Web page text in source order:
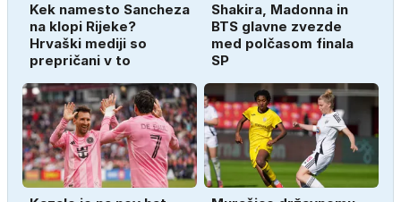
Kek namesto Sancheza
na klopi Rijeke?
Hrvaški mediji so
prepričani v to
Shakira, Madonna in
BTS glavne zvezde
med polčasom finala
SP